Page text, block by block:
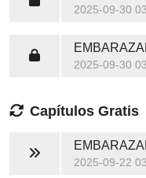
2025-09-30
2025-09-30
Capítulos Gratis
2025-09-22